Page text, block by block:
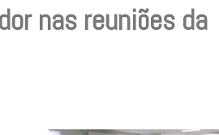
nas reuniões da